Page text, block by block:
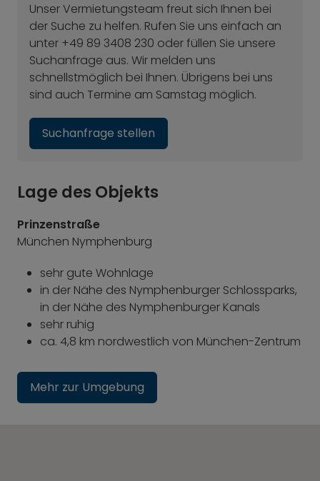
Unser Vermietungsteam freut sich Ihnen bei
der Suche zu helfen. Rufen Sie uns einfach an
unter +49 89 3408 230 oder füllen Sie unsere
Suchanfrage aus. Wir melden uns
schnellstmöglich bei Ihnen. Übrigens bei uns
sind auch Termine am Samstag möglich.
Suchanfrage stellen
Lage des Objekts
Prinzenstraße
München Nymphenburg
sehr gute Wohnlage
in der Nähe des Nymphenburger Schlossparks,
in der Nähe des Nymphenburger Kanals
sehr ruhig
ca. 4,8 km nordwestlich von München-Zentrum
Mehr zur Umgebung